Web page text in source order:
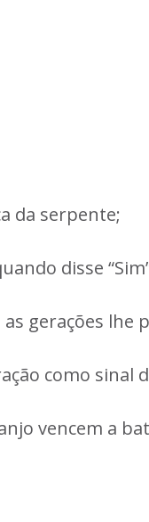
da serpente;
disse
gerações lhe
como sinal
vencem a